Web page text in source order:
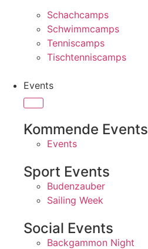
Schachcamps
Schwimmcamps
Tenniscamps
Tischtenniscamps
Events
Kommende Events
Events
Sport Events
Budenzauber
Sailing Week
Social Events
Backgammon Night